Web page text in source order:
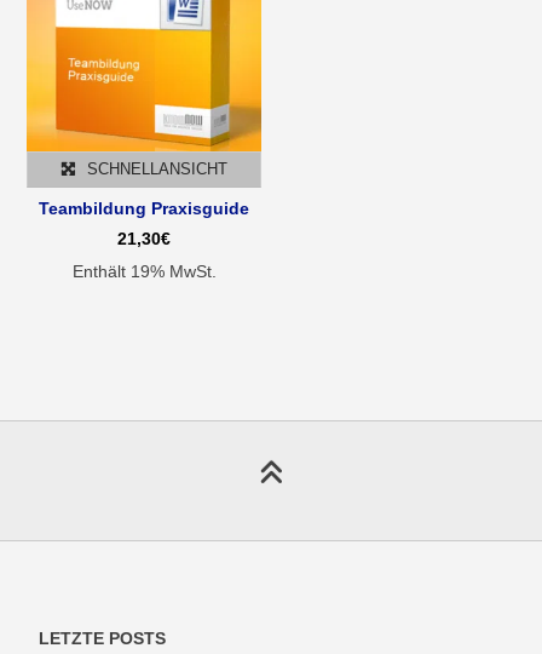
SCHNELLANSICHT
Teambildung Praxisguide
21,30€
Enthält 19% MwSt.
LETZTE POSTS